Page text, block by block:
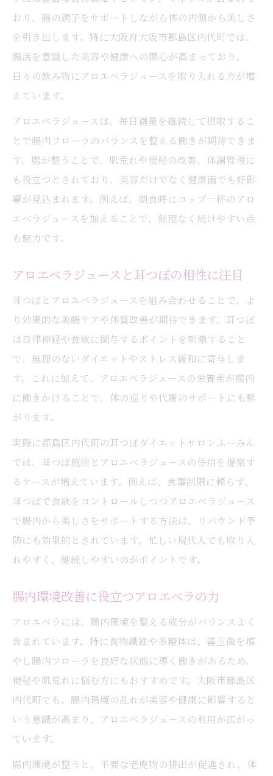
おり、腸の調子をサポートしながら体の内側から美しさ
を引き出します。特に大阪府大阪市都島区内代町では、
腸活を意識した美容や健康への関心が高まっており、
日々の飲み物にアロエベラジュースを取り入れる方が増
えています。
アロエベラジュースは、毎日適量を継続して摂取するこ
とで腸内フローラのバランスを整える働きが期待できま
す。腸が整うことで、肌荒れや便秘の改善、体調管理に
も役立つとされており、美容だけでなく健康面でも好影
響が見込まれます。例えば、朝食時にコップ一杯のアロ
エベラジュースを加えることで、無理なく続けやすい点
も魅力です。
アロエベラジュースと耳つぼの相性に注目
耳つぼとアロエベラジュースを組み合わせることで、よ
り効果的な美腸ケアや体質改善が期待できます。耳つぼ
は自律神経や食欲に関与するポイントを刺激すること
で、無理のないダイエットやストレス緩和に寄与しま
す。これに加えて、アロエベラジュースの栄養素が腸内
に働きかけることで、体の巡りや代謝のサポートにも繋
がります。
実際に都島区内代町の耳つぼダイエットサロンふーみん
では、耳つぼ施術とアロエベラジュースの併用を提案す
るケースが増えています。例えば、食事制限に頼らず、
耳つぼで食欲をコントロールしつつアロエベラジュース
で腸内から美しさをサポートする方法は、リバウンド予
防にも効果的とされています。忙しい現代人でも取り入
れやすく、継続しやすいのがポイントです。
腸内環境改善に役立つアロエベラの力
アロエベラには、腸内環境を整える成分がバランスよく
含まれています。特に食物繊維や多糖体は、善玉菌を増
やし腸内フローラを良好な状態に導く働きがあるため、
便秘や肌荒れに悩む方にもおすすめです。大阪市都島区
内代町でも、腸内環境の乱れが美容や健康に影響すると
いう意識が高まり、アロエベラジュースの利用が広がっ
ています。
腸内環境が整うと、不要な老廃物の排出が促進され、体